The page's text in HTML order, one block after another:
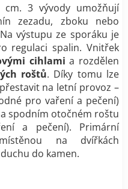
cm. 3 vývody umožňují
zezadu, zboku nebo
výstupu ze sporáku je
regulaci spalin. Vnitřek
cihlami a rozdělen
roštů. Díky tomu lze
na letní provoz –
pro vaření a pečení)
spodním otočném roštu
a pečení). Primární
na dvířkách
do kamen.